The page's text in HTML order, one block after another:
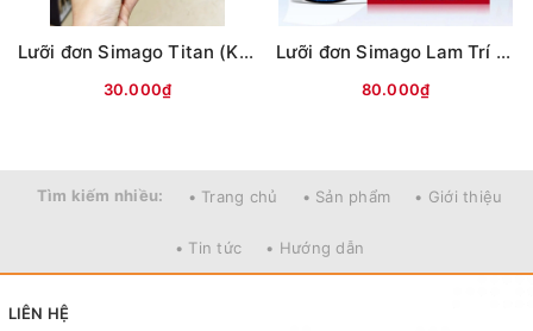
Mọi thắc mắc liên hệ SĐT
CAM KẾT CỦA CỬA HÀNG CHÚNG TÔI
Đồ câu chính hãng, đúng thông tin mô tả và sản phẩm
Ảnh sản phẩm là cửa hàng 100% tự tay chụp nên mọi
Lưỡi đơn Simago Titan (Không ngạnh)
30.000₫
Lưỡi đơn Simago Lam Trí Đao Phong
80.000₫
Tìm kiếm nhiều: • Trang chủ • Sản phẩm • Giới thiệu
• Tin tức • Hướng dẫn
LIÊN HỆ